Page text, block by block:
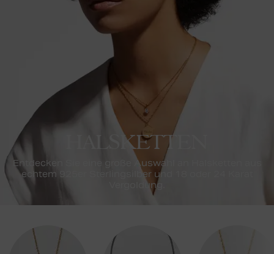
HALSKETTEN
Entdecken Sie eine große Auswahl an Halsketten aus
echtem 925er Sterlingsilber und 18 oder 24 Karat
Vergoldung.